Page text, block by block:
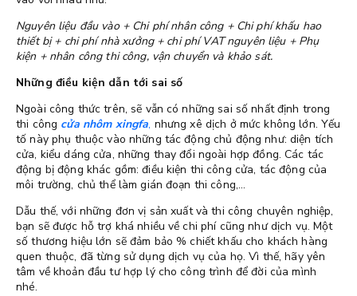
Nguyên liệu đầu vào + Chi phí nhân công + Chi phí khấu hao
thiết bị + chi phí nhà xưởng + chi phí VAT nguyên liệu + Phụ
kiện + nhân công thi công, vận chuyển và khảo sát.
Những điều kiện dẫn tới sai số
Ngoài công thức trên, sẽ vẫn có những sai số nhất định trong
thi công cửa nhôm xingfa, nhưng xê dịch ở mức không lớn. Yếu
tố này phụ thuộc vào những tác động chủ động như: diện tích
cửa, kiểu dáng cửa, những thay đổi ngoài hợp đồng. Các tác
động bị động khác gồm: điều kiện thi công cửa, tác động của
môi trường, chủ thể làm gián đoạn thi công,...
Dẫu thế, với những đơn vị sản xuất và thi công chuyên nghiệp,
bạn sẽ được hỗ trợ khá nhiều về chi phí cũng như dịch vụ. Một
số thương hiệu lớn sẽ đảm bảo % chiết khấu cho khách hàng
quen thuộc, đã từng sử dụng dịch vụ của họ. Vì thế, hãy yên
tâm về khoản đầu tư hợp lý cho công trình để đời của mình
nhé.